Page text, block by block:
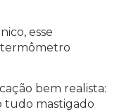
esse
bem realista:
tudo mastigado